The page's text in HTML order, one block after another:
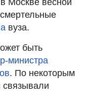
вуза.
быть
министра
. По некоторым